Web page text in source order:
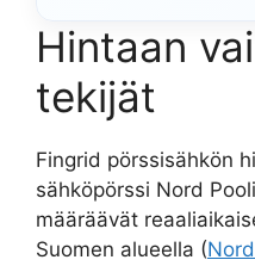
Hintaan
tekijät
Fingrid pörssisähkön
sähköpörssi Nord
määräävät
Suomen alueella (